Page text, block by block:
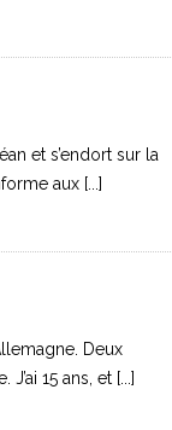
et s’endort sur la
aux [...]
Deux
15 ans, et [...]